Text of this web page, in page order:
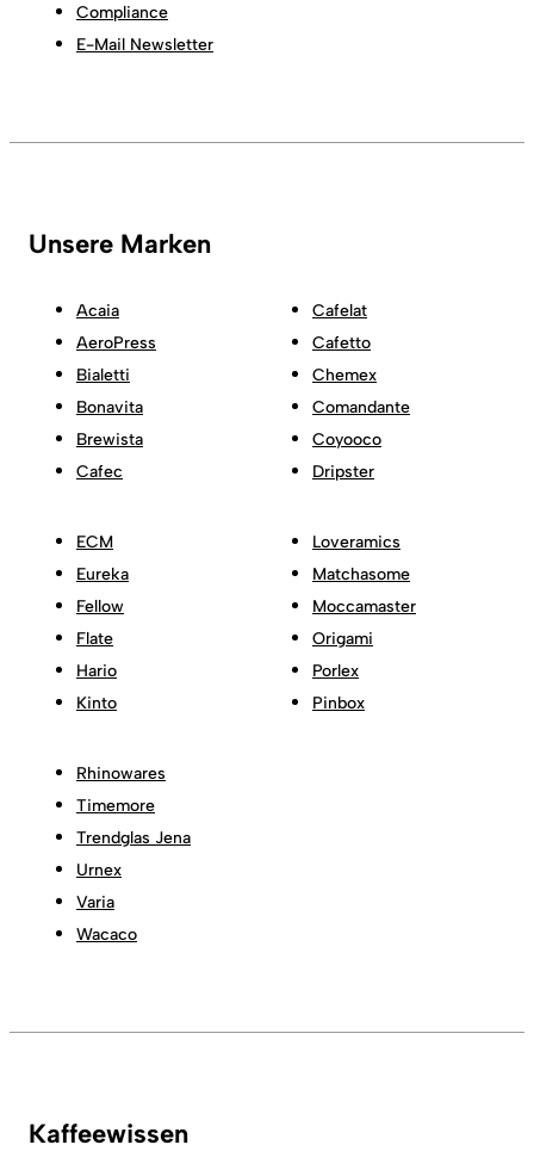
Compliance
E-Mail Newsletter
Unsere Marken
Acaia
AeroPress
Bialetti
Bonavita
Brewista
Cafec
Cafelat
Cafetto
Chemex
Comandante
Coyooco
Dripster
ECM
Eureka
Fellow
Flate
Hario
Kinto
Loveramics
Matchasome
Moccamaster
Origami
Porlex
Pinbox
Rhinowares
Timemore
Trendglas Jena
Urnex
Varia
Wacaco
Kaffeewissen